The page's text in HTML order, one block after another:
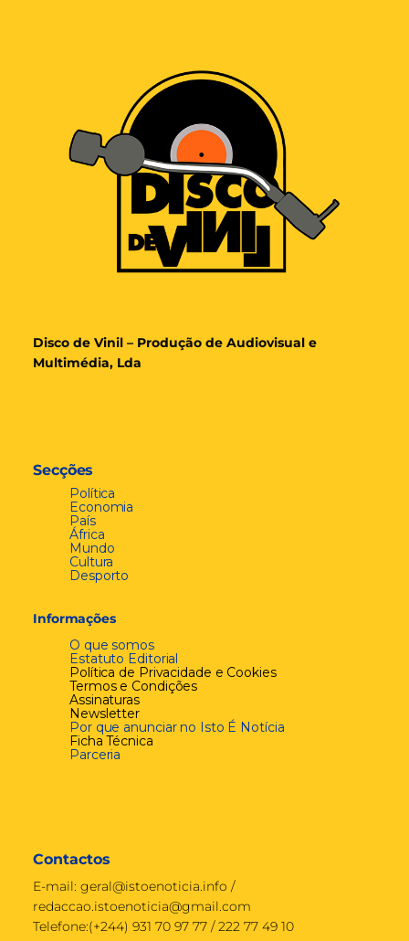
Disco de Vinil – Produção de Audiovisual e
Multimédia, Lda
Secções
Política
Economia
País
África
Mundo
Cultura
Desporto
Informações
O que somos
Estatuto Editorial
Política de Privacidade e Cookies
Termos e Condições
Assinaturas
Newsletter
Por que anunciar no Isto É Notícia
Ficha Técnica
Parceria
Contactos
E-mail: geral@istoenoticia.info /
redaccao.istoenoticia@gmail.com
Telefone:(+244) 931 70 97 77 / 222 77 49 10